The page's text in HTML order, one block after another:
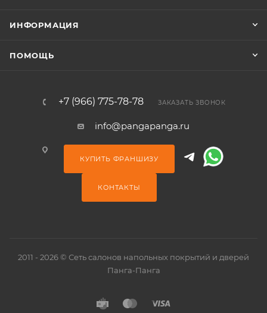
ИНФОРМАЦИЯ
ПОМОЩЬ
+7 (966) 775-78-78 ЗАКАЗАТЬ ЗВОНОК
info@pangapanga.ru
КУПИТЬ ФРАНШИЗУ
КОНТАКТЫ
2011 - 2026 © Сеть салонов напольных покрытий и дверей
Панга-Панга